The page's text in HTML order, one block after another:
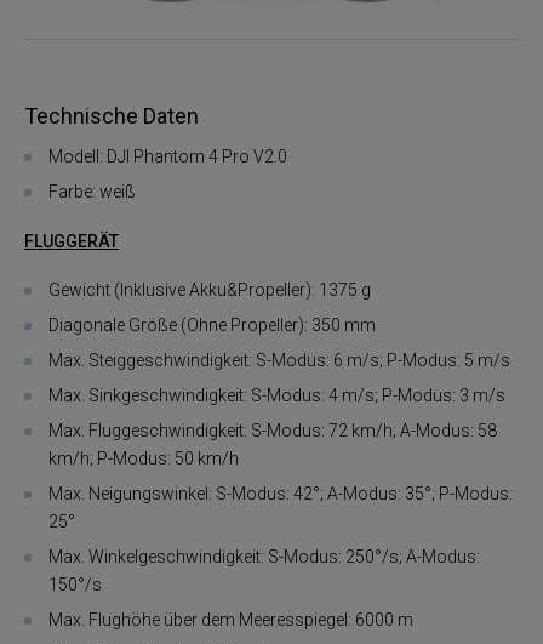
Technische Daten
Modell: DJI Phantom 4 Pro V2.0
Farbe: weiß
FLUGGERÄT
Gewicht (Inklusive Akku&Propeller): 1375 g
Diagonale Größe (Ohne Propeller): 350 mm
Max. Steiggeschwindigkeit: S-Modus: 6 m/s; P-Modus: 5 m/s
Max. Sinkgeschwindigkeit: S-Modus: 4 m/s; P-Modus: 3 m/s
Max. Fluggeschwindigkeit: S-Modus: 72 km/h; A-Modus: 58
km/h; P-Modus: 50 km/h
Max. Neigungswinkel: S-Modus: 42°; A-Modus: 35°; P-Modus:
25°
Max. Winkelgeschwindigkeit: S-Modus: 250°/s; A-Modus:
150°/s
Max. Flughöhe über dem Meeresspiegel: 6000 m